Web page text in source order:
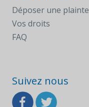
Déposer une plainte
Vos droits
FAQ
Suivez nous